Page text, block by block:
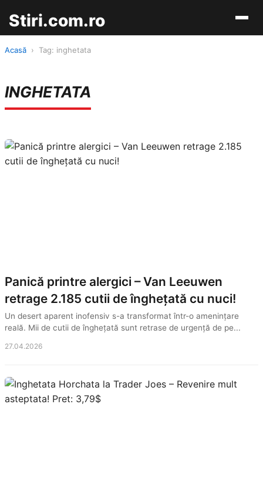
Stiri.com.ro
Acasă › Tag: inghetata
INGHETATA
Panică printre alergici – Van Leeuwen
retrage 2.185 cutii de înghețată cu nuci!
Un desert aparent inofensiv s-a transformat într-o amenințare
reală. Mii de cutii de înghețată sunt retrase de urgență de pe...
27.04.2026